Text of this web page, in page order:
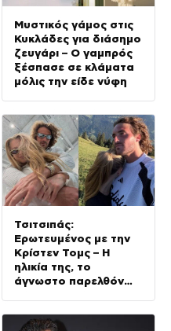
Μυστικός γάμος στις
Κυκλάδες για διάσημο
ζευγάρι – Ο γαμπρός
ξέσπασε σε κλάματα
μόλις την είδε νύφη
Τσιτσιπάς:
Ερωτευμένος με την
Κρίστεν Τομς – Η
ηλικία της, το
άγνωστο παρελθόν